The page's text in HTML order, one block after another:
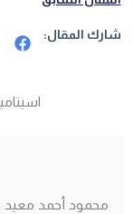
شارك المقال:
محمود أحمد معيد